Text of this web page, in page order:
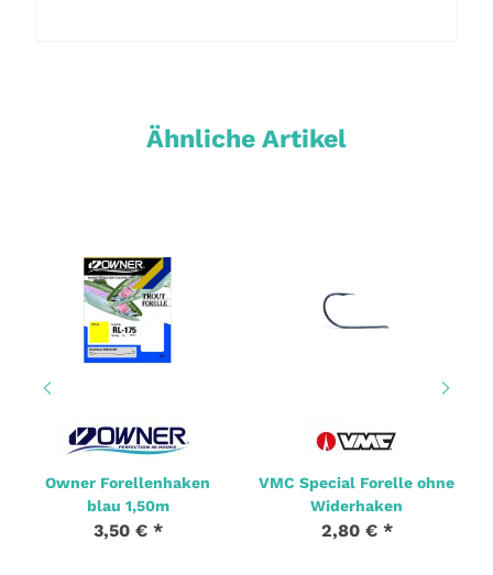
Ähnliche Artikel
Owner Forellenhaken
blau 1,50m
3,50 € *
VMC Special Forelle ohne
Widerhaken
2,80 € *